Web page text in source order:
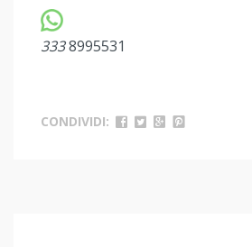
3338995531
CONDIVIDI: